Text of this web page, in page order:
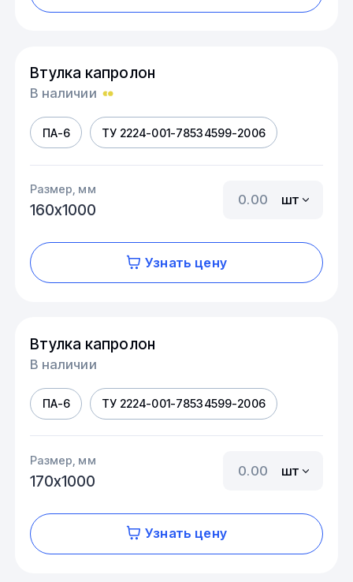
Втулка капролон
В наличии
ПА-6 ТУ 2224-001-78534599-2006
Размер, мм
160х1000
шт
Узнать цену
Втулка капролон
В наличии
ПА-6 ТУ 2224-001-78534599-2006
Размер, мм
170х1000
шт
Узнать цену